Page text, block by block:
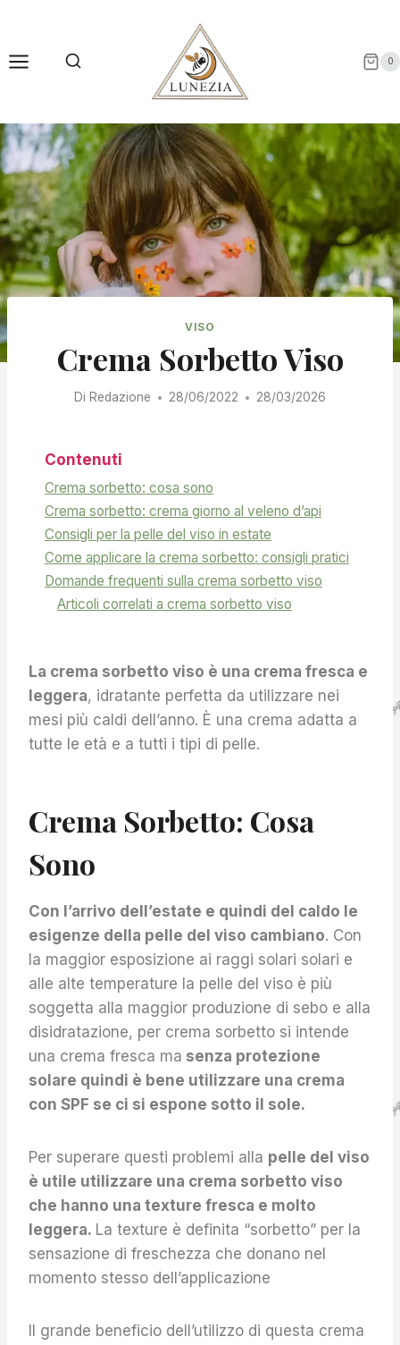
contenuto
0
VISO
Crema Sorbetto Viso
Di Redazione 28/06/2022 28/03/2026
Contenuti
Crema sorbetto: cosa sono
Crema sorbetto: crema giorno al veleno d’api
Consigli per la pelle del viso in estate
Come applicare la crema sorbetto: consigli pratici
Domande frequenti sulla crema sorbetto viso
Articoli correlati a crema sorbetto viso
La crema sorbetto viso è una crema fresca e
leggera, idratante perfetta da utilizzare nei
mesi più caldi dell’anno. È una crema adatta a
tutte le età e a tutti i tipi di pelle.
Crema Sorbetto: Cosa
Sono
Con l’arrivo dell’estate e quindi del caldo le
esigenze della pelle del viso cambiano. Con
la maggior esposizione ai raggi solari solari e
alle alte temperature la pelle del viso è più
soggetta alla maggior produzione di sebo e alla
disidratazione, per crema sorbetto si intende
una crema fresca ma senza protezione
solare quindi è bene utilizzare una crema
con SPF se ci si espone sotto il sole.
Per superare questi problemi alla pelle del viso
è utile utilizzare una crema sorbetto viso
che hanno una texture fresca e molto
leggera. La texture è definita “sorbetto” per la
sensazione di freschezza che donano nel
momento stesso dell’applicazione
Il grande beneficio dell’utilizzo di questa crema